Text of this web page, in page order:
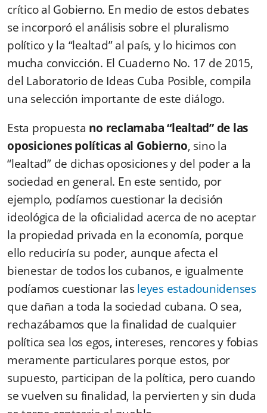
crítico al Gobierno. En medio de estos debates
se incorporó el análisis sobre el pluralismo
político y la “lealtad” al país, y lo hicimos con
mucha convicción. El Cuaderno No. 17 de 2015,
del Laboratorio de Ideas Cuba Posible, compila
una selección importante de este diálogo.
Esta propuesta no reclamaba “lealtad” de las
oposiciones políticas al Gobierno, sino la
“lealtad” de dichas oposiciones y del poder a la
sociedad en general. En este sentido, por
ejemplo, podíamos cuestionar la decisión
ideológica de la oficialidad acerca de no aceptar
la propiedad privada en la economía, porque
ello reduciría su poder, aunque afecta el
bienestar de todos los cubanos, e igualmente
podíamos cuestionar lasleyes estadounidenses
que dañan a toda la sociedad cubana. O sea,
rechazábamos que la finalidad de cualquier
política sea los egos, intereses, rencores y fobias
meramente particulares porque estos, por
supuesto, participan de la política, pero cuando
se vuelven su finalidad, la pervierten y sin duda